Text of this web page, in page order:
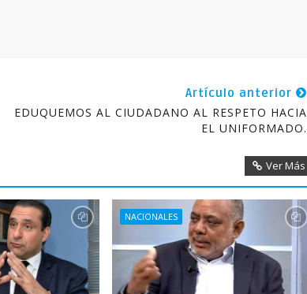
Artículo anterior
EDUQUEMOS AL CIUDADANO AL RESPETO HACIA
EL UNIFORMADO.
Ver Más
NACIONALES